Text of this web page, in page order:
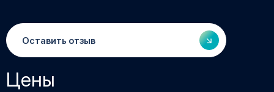
Оставить отзыв
Цены